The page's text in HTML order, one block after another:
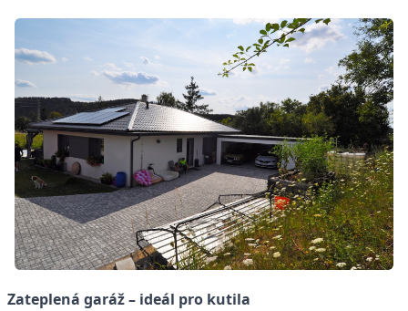
Zateplená garáž – ideál pro kutila